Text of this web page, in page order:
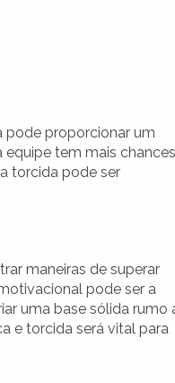
pode proporcionar um
equipe tem mais chances
torcida pode ser
maneiras de superar
pode ser a
uma base sólida rumo
e torcida será vital para